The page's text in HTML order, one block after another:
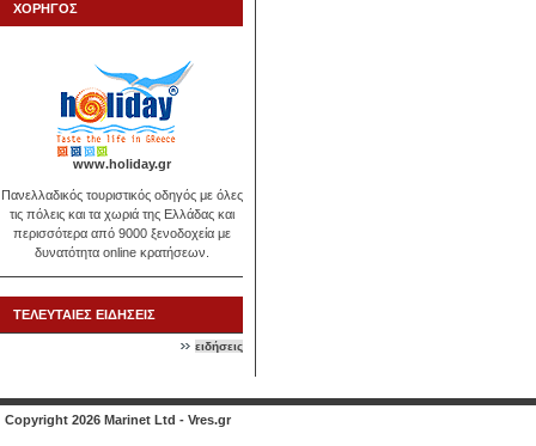
ΧΟΡΗΓΟΣ
www.holiday.gr
Πανελλαδικός τουριστικός οδηγός με όλες
τις πόλεις και τα χωριά της Ελλάδας και
περισσότερα από 9000 ξενοδοχεία με
δυνατότητα online κρατήσεων.
ΤΕΛΕΥΤΑΙΕΣ ΕΙΔΗΣΕΙΣ
ειδήσεις
Copyright 2026 Marinet Ltd - Vres.gr